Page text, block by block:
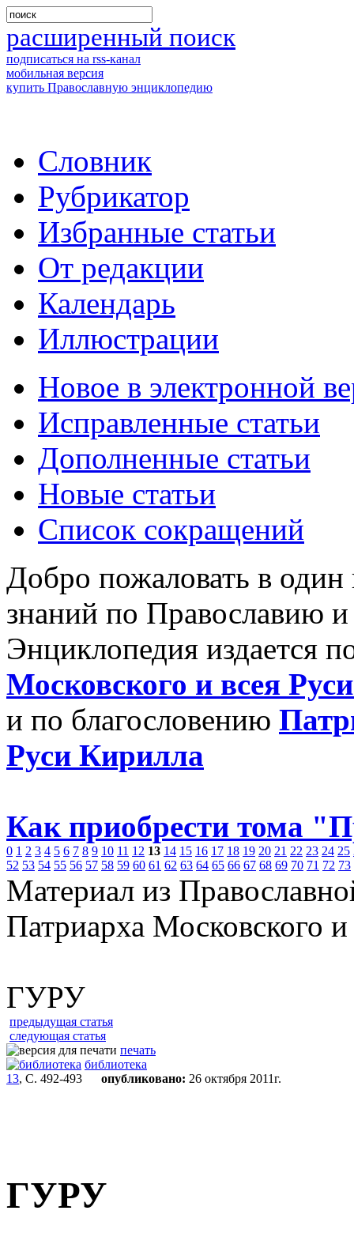
расширенный поиск
подписаться на rss-канал
мобильная версия
купить Православную энциклопедию
Словник
Рубрикатор
Избранные статьи
От редакции
Календарь
Иллюстрации
Новое в электронной
Исправленные статьи
Дополненные статьи
Новые статьи
Список сокращений
Добро пожаловать в
знаний по Православию
Энциклопедия издается
Московского и всея
и по благословению
Руси Кирилла
Как приобрести тома
0 1 2 3 4 5 6 7 8 9 10 11 12 13 14 15 16 17 18 19 20 21 22 23 24 25
52 53 54 55 56 57 58 59 60 61 62 63 64 65 66 67 68 69 70 71 72 73
Материал из
Патриарха Московского
ГУРУ
предыдущая статья
следующая статья
печать
библиотека
13, С. 492-493 опубликовано: 26 октября 2011г.
ГУРУ